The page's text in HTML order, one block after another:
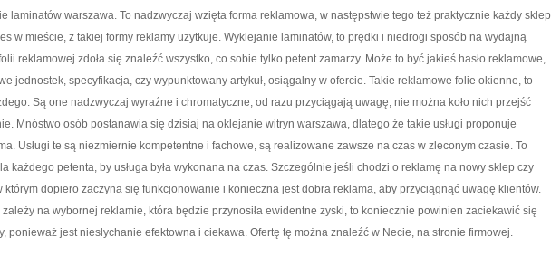
POLSCE
laminatów warszawa. To nadzwyczaj wzięta forma reklamowa, w następstwie tego też praktycznie każdy sklep
w mieście, z takiej formy reklamy użytkuje. Wyklejanie laminatów, to prędki i niedrogi sposób na wydajną
reklamowej zdoła się znaleźć wszystko, co sobie tylko petent zamarzy. Może to być jakieś hasło reklamowe,
jednostek, specyfikacja, czy wypunktowany artykuł, osiągalny w ofercie. Takie reklamowe folie okienne, to
Są one nadzwyczaj wyraźne i chromatyczne, od razu przyciągają uwagę, nie można koło nich przejść
Mnóstwo osób postanawia się dzisiaj na oklejanie witryn warszawa, dlatego że takie usługi proponuje
Usługi te są niezmiernie kompetentne i fachowe, są realizowane zawsze na czas w zleconym czasie. To
każdego petenta, by usługa była wykonana na czas. Szczególnie jeśli chodzi o reklamę na nowy sklep czy
którym dopiero zaczyna się funkcjonowanie i konieczna jest dobra reklama, aby przyciągnąć uwagę klientów.
na wybornej reklamie, która będzie przynosiła ewidentne zyski, to koniecznie powinien zaciekawić się
ponieważ jest niesłychanie efektowna i ciekawa. Ofertę tę można znaleźć w Necie, na stronie firmowej.